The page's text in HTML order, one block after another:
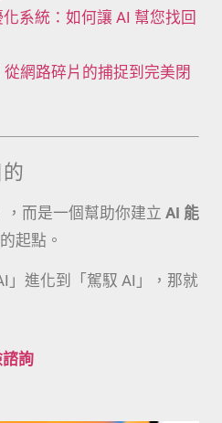
系統：如何讓 AI 幫您找回
網路碎片的捕捉到完美閉
而是一個幫助你建立 AI 能
的起點。
」進化到「駕馭 AI」，那就
詢